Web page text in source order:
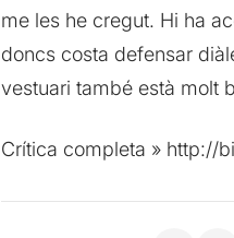
me les he cregut. Hi ha
doncs costa defensar
vestuari també està molt
Crítica completa » http://